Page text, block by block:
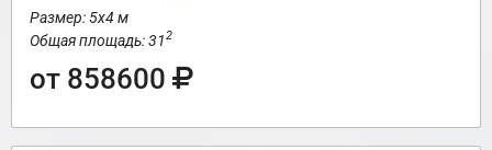
Размер: 5х4 м
Общая площадь: 312
от 858600